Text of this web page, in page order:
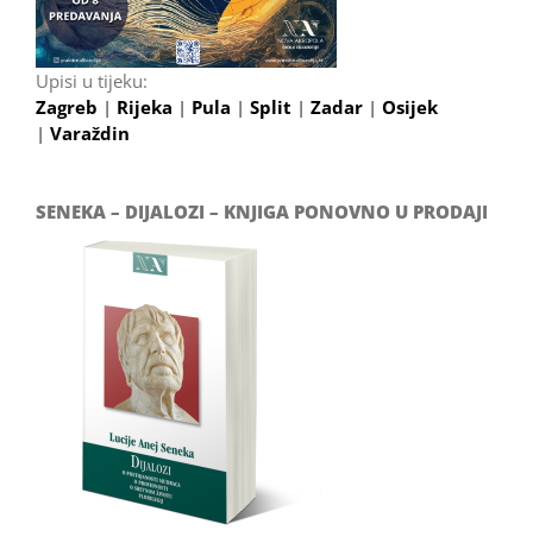
Upisi u tijeku:
Zagreb | Rijeka | Pula | Split | Zadar | Osijek
| Varaždin
SENEKA – DIJALOZI – KNJIGA PONOVNO U PRODAJI